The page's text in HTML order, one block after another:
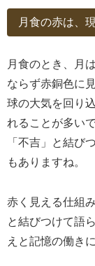
月食の赤は、
月食のとき、月
ならず赤銅色に
球の大気を回り
れることが多い
「不吉」と結び
もありますね。
赤く見える仕組
と結びつけて語
えと記憶の働き